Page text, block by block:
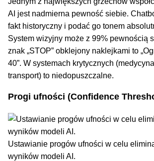
AI jest nadmierna pewność siebie.
fakt historyczny i podać go tonem
System wizyjny może z 99% pewnością
znak „STOP” obklejony naklejkami to
40”. W systemach krytycznych
transport) to niedopuszczalne.
Progi ufności (Confidence
Ustawianie progów ufności w celu
wyników modeli AI.